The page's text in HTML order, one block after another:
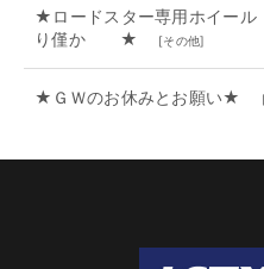
★ロードスター専用ホイー
り僅か ★
[その他]
★ＧＷのお休みとお願い★